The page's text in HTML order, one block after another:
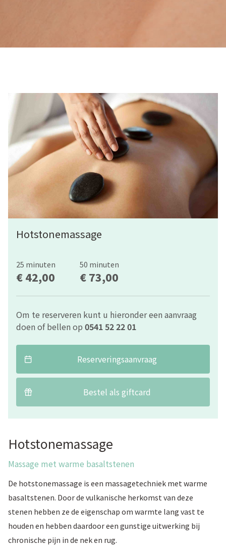
Hotstonemassage
Massage met warme basaltstenen
De hotstonemassage is een massagetechniek met warme
basaltstenen. Door de vulkanische herkomst van deze
stenen hebben ze de eigenschap om warmte lang vast te
houden en hebben daardoor een gunstige uitwerking bij
chronische pijn in de nek en rug.
Hotstonemassage
25 minuten
€ 42,00
50 minuten
€ 73,00
Om te reserveren kunt u hieronder een aanvraag
doen of bellen op 0541 52 22 01
Reserveringsaanvraag
Bestel als giftcard